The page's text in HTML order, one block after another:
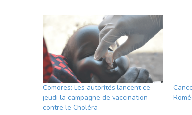
Comores: Les autorités lancent ce
jeudi la campagne de vaccination
contre le Choléra